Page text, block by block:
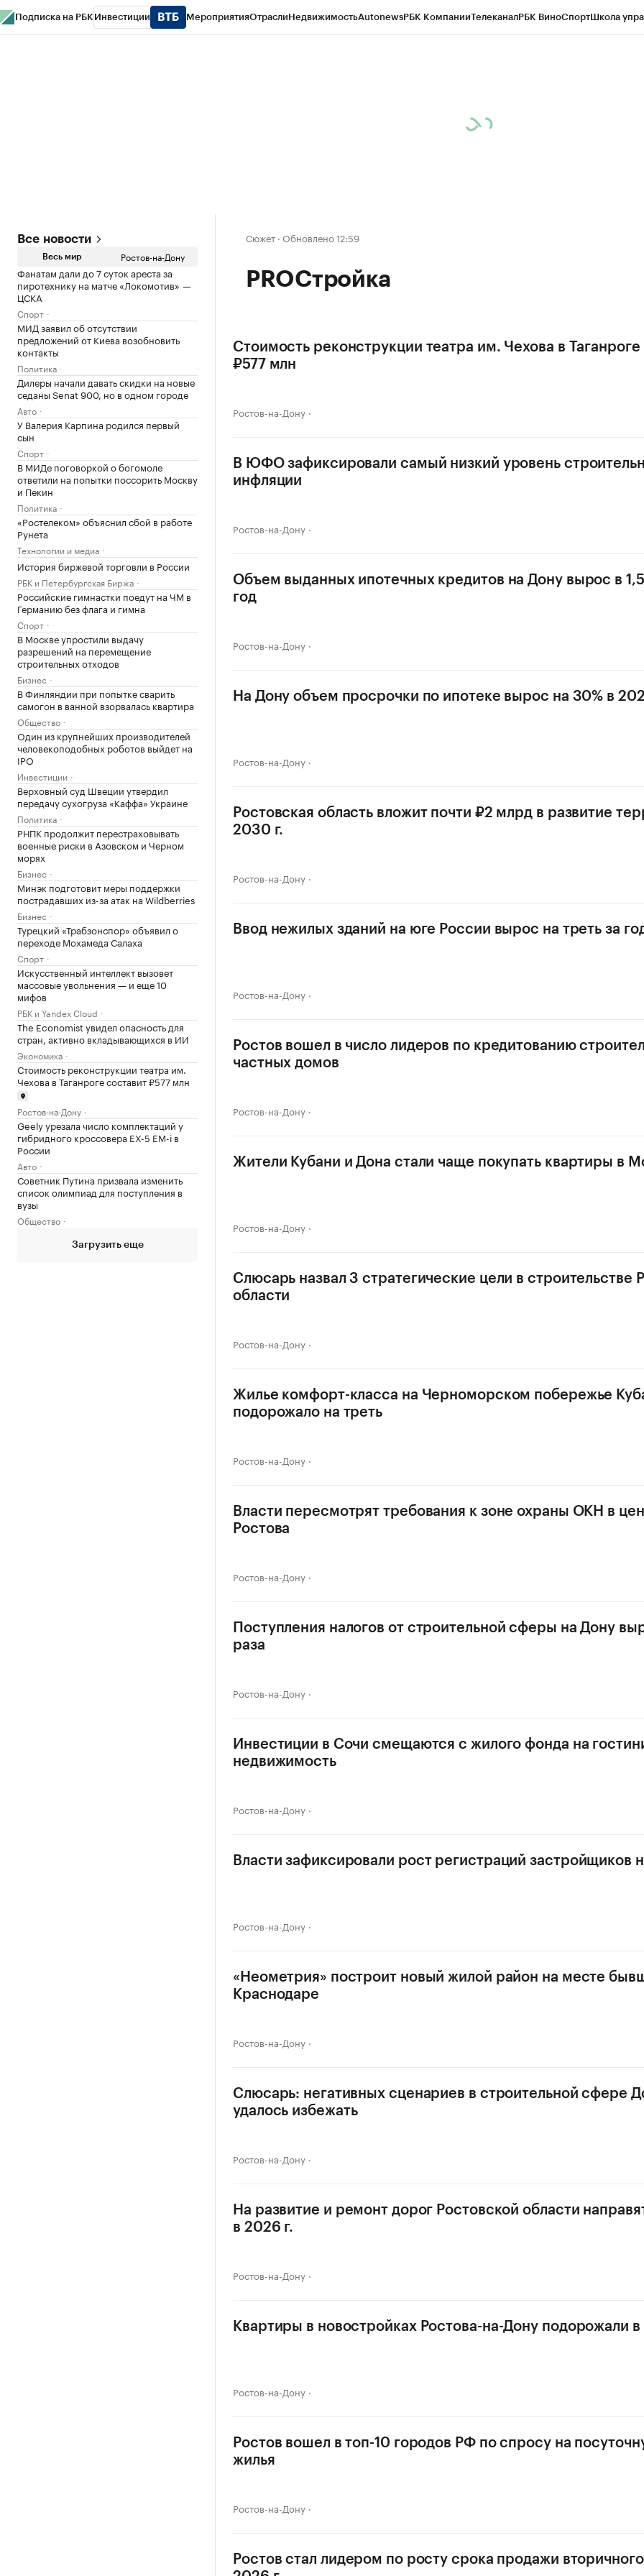
Подписка на РБК Инвестиции МероприятияОтраслиНедвижимостьAutonewsРБК КомпанииТелеканалРБК ВиноСпортШкола
Все новости
Весь мир Ростов-на-Дону
Фанатам дали до 7 суток ареста за
пиротехнику на матче «Локомотив» —
ЦСКА
Спорт
МИД заявил об отсутствии
предложений от Киева возобновить
контакты
Политика
Дилеры начали давать скидки на новые
седаны Senat 900, но в одном городе
Авто
У Валерия Карпина родился первый
сын
Спорт
В МИДе поговоркой о богомоле
ответили на попытки поссорить Москву
и Пекин
Политика
«Ростелеком» объяснил сбой в работе
Рунета
Технологии и медиа
История биржевой торговли в России
РБК и Петербургская Биржа
Российские гимнастки поедут на ЧМ в
Германию без флага и гимна
Спорт
В Москве упростили выдачу
разрешений на перемещение
строительных отходов
Бизнес
В Финляндии при попытке сварить
самогон в ванной взорвалась квартира
Общество
Один из крупнейших производителей
человекоподобных роботов выйдет на
IPO
Инвестиции
Верховный суд Швеции утвердил
передачу сухогруза «Каффа» Украине
Политика
РНПК продолжит перестраховывать
военные риски в Азовском и Черном
морях
Бизнес
Минэк подготовит меры поддержки
пострадавших из-за атак на Wildberries
Бизнес
Турецкий «Трабзонспор» объявил о
переходе Мохамеда Салаха
Спорт
Искусственный интеллект вызовет
массовые увольнения — и еще 10
мифов
РБК и Yandex Cloud
The Economist увидел опасность для
стран, активно вкладывающихся в ИИ
Экономика
Стоимость реконструкции театра им.
Чехова в Таганроге составит ₽577 млн
Ростов-на-Дону
Geely урезала число комплектаций у
гибридного кроссовера EX-5 EM-i в
России
Авто
Советник Путина призвала изменить
список олимпиад для поступления в
вузы
Общество
Загрузить еще
Сюжет · Обновлено 12:59
PROСтройка
Стоимость реконструкции театра им. Чехова в Таганроге
₽577 млн
Ростов-на-Дону
В ЮФО зафиксировали самый низкий уровень
инфляции
Ростов-на-Дону
Объем выданных ипотечных кредитов на Дону вырос в 1,5
год
Ростов-на-Дону
На Дону объем просрочки по ипотеке вырос на 30% в
Ростов-на-Дону
Ростовская область вложит почти ₽2 млрд в развитие
2030 г.
Ростов-на-Дону
Ввод нежилых зданий на юге России вырос на треть за
Ростов-на-Дону
Ростов вошел в число лидеров по кредитованию
частных домов
Ростов-на-Дону
Жители Кубани и Дона стали чаще покупать квартиры в
Ростов-на-Дону
Слюсарь назвал 3 стратегические цели в строительстве
области
Ростов-на-Дону
Жилье комфорт-класса на Черноморском побережье
подорожало на треть
Ростов-на-Дону
Власти пересмотрят требования к зоне охраны ОКН в
Ростова
Ростов-на-Дону
Поступления налогов от строительной сферы на Дону
раза
Ростов-на-Дону
Инвестиции в Сочи смещаются с жилого фонда на
недвижимость
Ростов-на-Дону
Власти зафиксировали рост регистраций застройщиков
Ростов-на-Дону
«Неометрия» построит новый жилой район на месте
Краснодаре
Ростов-на-Дону
Слюсарь: негативных сценариев в строительной сфере
удалось избежать
Ростов-на-Дону
На развитие и ремонт дорог Ростовской области
в 2026 г.
Ростов-на-Дону
Квартиры в новостройках Ростова-на-Дону подорожали
Ростов-на-Дону
Ростов вошел в топ-10 городов РФ по спросу на
жилья
Ростов-на-Дону
Ростов стал лидером по росту срока продажи